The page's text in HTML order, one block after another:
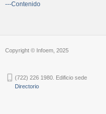
---Contenido
Copyright © Infoem, 2025
(722) 226 1980. Edificio sede
Directorio